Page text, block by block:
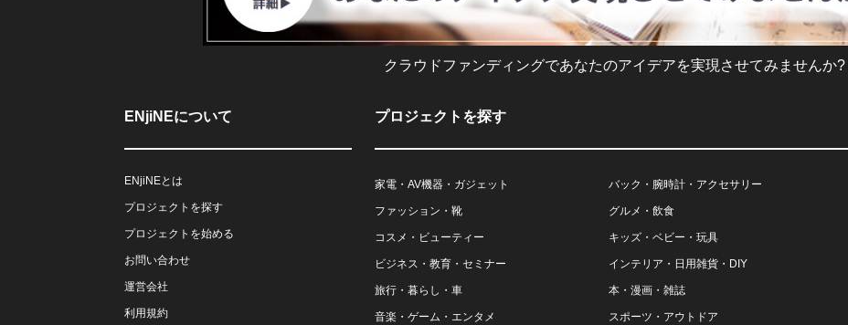
クラウドファンディングであなたのアイデアを実現させてみませんか?
ENjiNEについて
ENjiNEとは
プロジェクトを探す
プロジェクトを始める
お問い合わせ
運営会社
利用規約
プロジェクトを探す
家電・AV機器・ガジェット バック・腕時計・アクセサリー
ファッション・靴 グルメ・飲食
コスメ・ビューティー キッズ・ベビー・玩具
ビジネス・教育・セミナー インテリア・日用雑貨・DIY
旅行・暮らし・車 本・漫画・雑誌
音楽・ゲーム・エンタメ スポーツ・アウトドア